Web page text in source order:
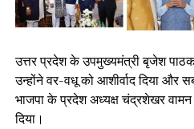
उत्तर प्रदेश के उपमुख्यमंत्री बृजेश
उन्होंने वर-वधू को आशीर्वाद दिया और
भाजपा के प्रदेश अध्यक्ष चंद्रशेखर
दिया।